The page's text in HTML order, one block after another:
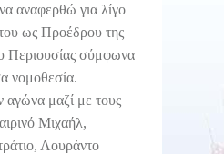
αναφερθώ για λίγο
ως Προέδρου της
Περιουσίας σύμφωνα
νομοθεσία.
μαζί με τους
Μιχαήλ,
Λουράντο